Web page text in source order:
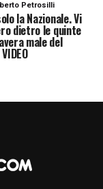
Petrosilli
la Nazionale. Vi
dietro le quinte
male del